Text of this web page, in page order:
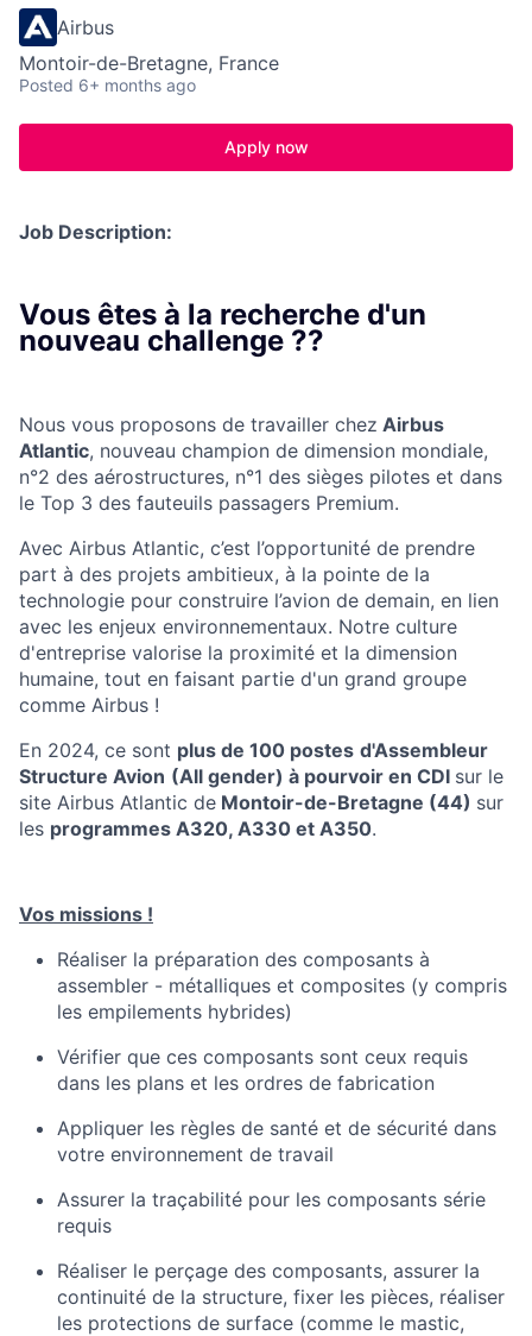
Airbus
Montoir-de-Bretagne, France
Posted 6+ months ago
Apply now
Job Description:
Vous êtes à la recherche d'un
nouveau challenge ??
Nous vous proposons de travailler chez Airbus
Atlantic, nouveau champion de dimension mondiale,
n°2 des aérostructures, n°1 des sièges pilotes et dans
le Top 3 des fauteuils passagers Premium.
Avec Airbus Atlantic, c’est l’opportunité de prendre
part à des projets ambitieux, à la pointe de la
technologie pour construire l’avion de demain, en lien
avec les enjeux environnementaux. Notre culture
d'entreprise valorise la proximité et la dimension
humaine, tout en faisant partie d'un grand groupe
comme Airbus !
En 2024, ce sont plus de 100 postes d'Assembleur
Structure Avion (All gender) à pourvoir en CDI sur le
site Airbus Atlantic de Montoir-de-Bretagne (44) sur
les programmes A320, A330 et A350.
​Vos missions !
Réaliser la préparation des composants à
assembler - métalliques et composites (y compris
les empilements hybrides)
Vérifier que ces composants sont ceux requis
dans les plans et les ordres de fabrication
Appliquer les règles de santé et de sécurité dans
votre environnement de travail
Assurer la traçabilité pour les composants série
requis
Réaliser le perçage des composants, assurer la
continuité de la structure, fixer les pièces, réaliser
les protections de surface (comme le mastic,